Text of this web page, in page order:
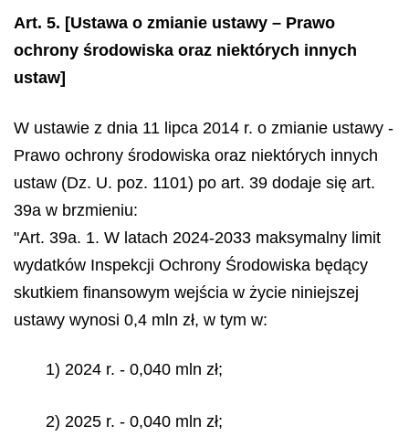
Art. 5. [Ustawa o zmianie ustawy – Prawo
ochrony środowiska oraz niektórych innych
ustaw]
W ustawie z dnia 11 lipca 2014 r. o zmianie ustawy -
Prawo ochrony środowiska oraz niektórych innych
ustaw (Dz. U. poz. 1101) po art. 39 dodaje się art.
39a w brzmieniu:
"Art. 39a. 1. W latach 2024-2033 maksymalny limit
wydatków Inspekcji Ochrony Środowiska będący
skutkiem finansowym wejścia w życie niniejszej
ustawy wynosi 0,4 mln zł, w tym w:
1) 2024 r. - 0,040 mln zł;
2) 2025 r. - 0,040 mln zł;